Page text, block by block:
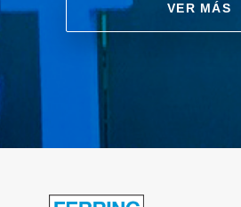
VER MÁS